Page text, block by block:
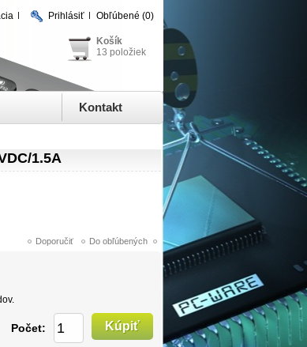
Prihlásiť Obľúbené (0)
Košík
13 položiek
Kontakt
1.5A
Počet: